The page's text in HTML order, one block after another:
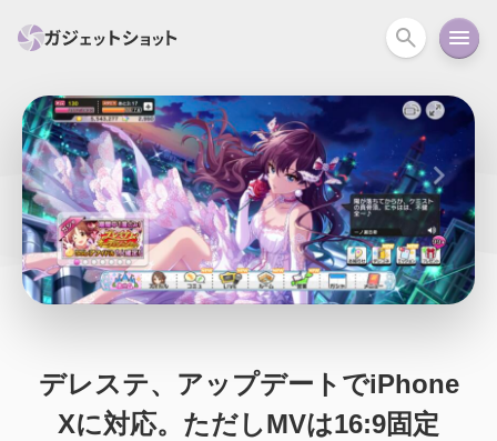
すべて スマホ PC関連 カメラ ウェアラ
セール情報 スマートホーム アクションカメラ カメラ
回線 iPhone iPad Mac Android コラム
デレステ、アップデートでiPhone
Xに対応。ただしMVは16:9固定